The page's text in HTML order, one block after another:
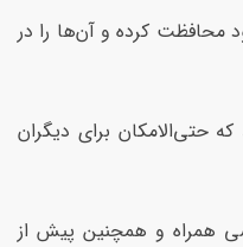
محافظت کرده و آن‌ها را در
که حتی‌الامکان برای دیگران
همراه و همچنین پیش از